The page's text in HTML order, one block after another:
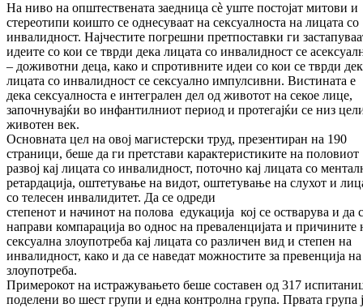
На ниво на општествената заедница сè уште постојат митови и
стереотипи коишто се однесуваат на сексуалноста на лицата со
инвалидност. Најчестите погрешни претпоставки ги
идеите со кои се тврди дека лицата со инвалидност се
– доживотни деца, како и спротивните идеи со кои се тврди
лицата со инвалидност се сексуално импулсивни. Вистината е
дека сексуалноста е интегрален дел од животот на секое лице,
започнувајќи во инфантилниот период и протегајќи се низ
животен век.
Основната цел на овој магистерски труд, презентиран на 190
страници, беше да ги претстави карактеристиките на половиот
развој кај лицата со инвалидност, поточно кај лицата со
ретардација, оштетување на видот, оштетување на слухот и
со телесен инвалидитет. Да се одреди
степенот и начинот на полова едукација кој се остварува и да
направи компарација во однос на преваленцијата и причините
сексуална злоупотреба кај лицата со различен вид и степен на
инвалидност, како и да се наведат можностите за превенција на
злоупотреба.
Примерокот на истражувањето беше составен од 317
поделени во шест групи и една контролна група. Првата група